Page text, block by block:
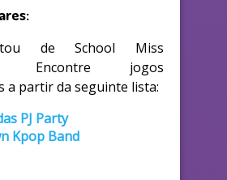
de School Miss
Encontre jogos
a partir da seguinte lista:
PJ Party
Kpop Band